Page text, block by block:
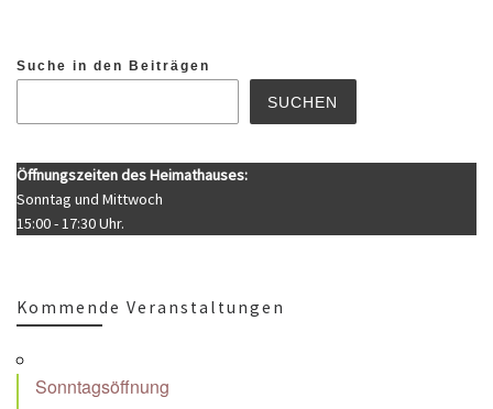
Suche in den Beiträgen
SUCHEN
Öffnungszeiten des Heimathauses:
Sonntag und Mittwoch
15:00 - 17:30 Uhr.
Kommende Veranstaltungen
Sonntagsöffnung